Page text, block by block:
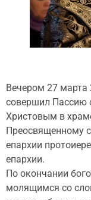
Вечером 27 марта
совершил Пассию
Христовым в
Преосвященному
епархии
епархии.
По окончании
молящимся со